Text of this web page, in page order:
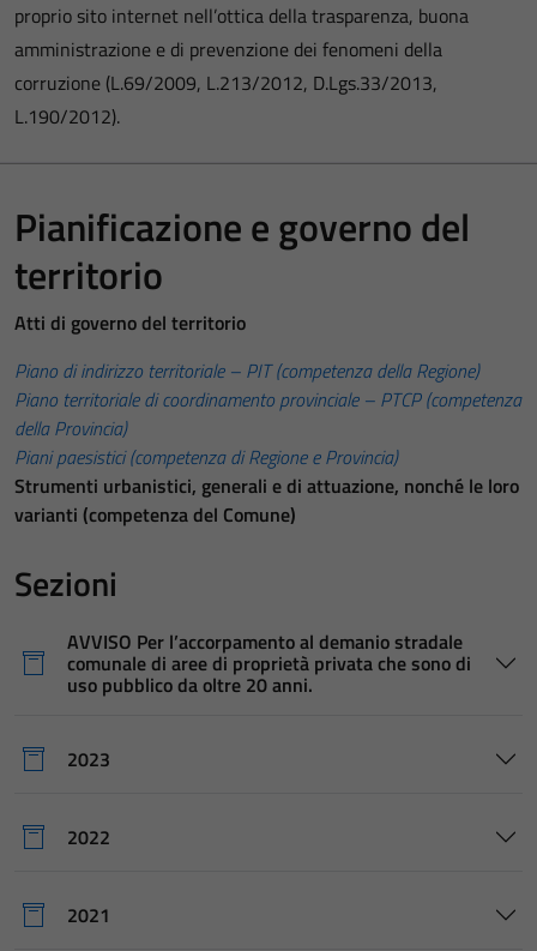
proprio sito internet nell’ottica della trasparenza, buona
amministrazione e di prevenzione dei fenomeni della
corruzione (L.69/2009, L.213/2012, D.Lgs.33/2013,
L.190/2012).
Pianificazione e governo del
territorio
Atti di governo del territorio
Piano di indirizzo territoriale – PIT (competenza della Regione)
Piano territoriale di coordinamento provinciale – PTCP (competenza
della Provincia)
Piani paesistici (competenza di Regione e Provincia)
Strumenti urbanistici, generali e di attuazione, nonché le loro
varianti (competenza del Comune)
Sezioni
AVVISO Per l’accorpamento al demanio stradale
comunale di aree di proprietà privata che sono di
uso pubblico da oltre 20 anni.
2023
2022
2021